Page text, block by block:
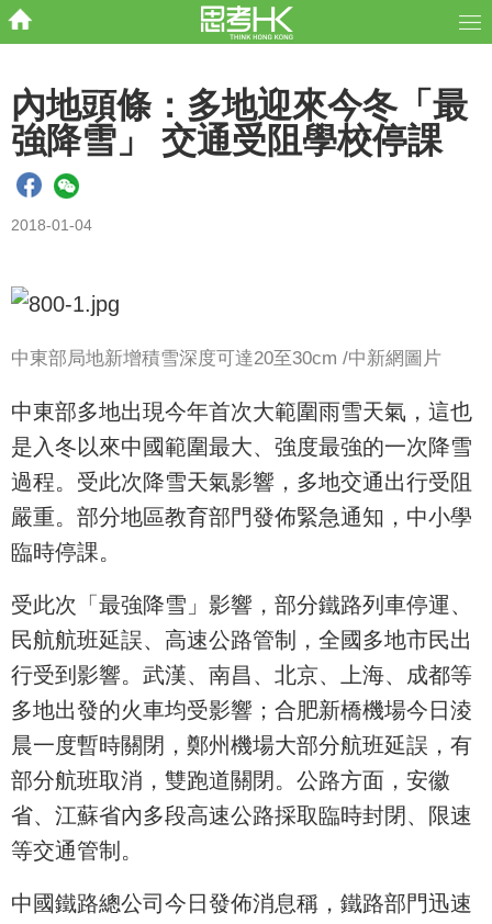
內地頭條：多地迎來今冬「最
強降雪」 交通受阻學校停課
2018-01-04
中東部局地新增積雪深度可達20至30cm /中新網圖片
中東部多地出現今年首次大範圍雨雪天氣，這也
是入冬以來中國範圍最大、強度最強的一次降雪
過程。受此次降雪天氣影響，多地交通出行受阻
嚴重。部分地區教育部門發佈緊急通知，中小學
臨時停課。
受此次「最強降雪」影響，部分鐵路列車停運、
民航航班延誤、高速公路管制，全國多地市民出
行受到影響。武漢、南昌、北京、上海、成都等
多地出發的火車均受影響；合肥新橋機場今日淩
晨一度暫時關閉，鄭州機場大部分航班延誤，有
部分航班取消，雙跑道關閉。公路方面，安徽
省、江蘇省內多段高速公路採取臨時封閉、限速
等交通管制。
中國鐵路總公司今日發佈消息稱，鐵路部門迅速